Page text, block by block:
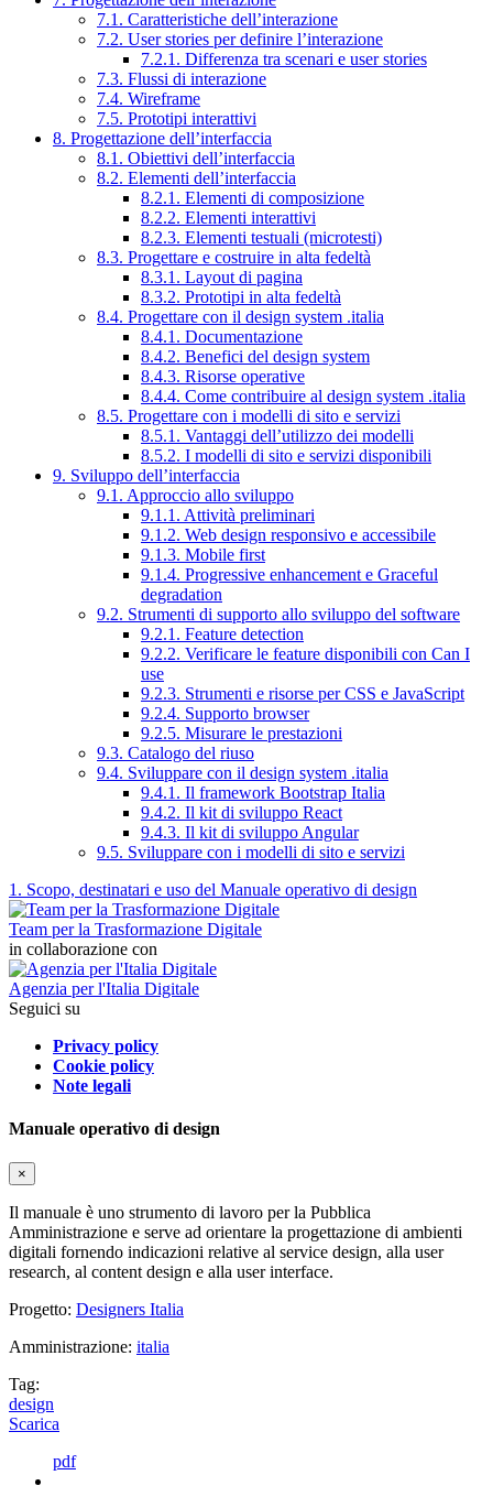
7.1. Caratteristiche dell’interazione
7.2. User stories per definire l’interazione
7.2.1. Differenza tra scenari e user stories
7.3. Flussi di interazione
7.4. Wireframe
7.5. Prototipi interattivi
8. Progettazione dell’interfaccia
8.1. Obiettivi dell’interfaccia
8.2. Elementi dell’interfaccia
8.2.1. Elementi di composizione
8.2.2. Elementi interattivi
8.2.3. Elementi testuali (microtesti)
8.3. Progettare e costruire in alta fedeltà
8.3.1. Layout di pagina
8.3.2. Prototipi in alta fedeltà
8.4. Progettare con il design system .italia
8.4.1. Documentazione
8.4.2. Benefici del design system
8.4.3. Risorse operative
8.4.4. Come contribuire al design system .italia
8.5. Progettare con i modelli di sito e servizi
8.5.1. Vantaggi dell’utilizzo dei modelli
8.5.2. I modelli di sito e servizi disponibili
9. Sviluppo dell’interfaccia
9.1. Approccio allo sviluppo
9.1.1. Attività preliminari
9.1.2. Web design responsivo e accessibile
9.1.3. Mobile first
9.1.4. Progressive enhancement e Graceful
degradation
9.2. Strumenti di supporto allo sviluppo del software
9.2.1. Feature detection
9.2.2. Verificare le feature disponibili con Can I
use
9.2.3. Strumenti e risorse per CSS e JavaScript
9.2.4. Supporto browser
9.2.5. Misurare le prestazioni
9.3. Catalogo del riuso
9.4. Sviluppare con il design system .italia
9.4.1. Il framework Bootstrap Italia
9.4.2. Il kit di sviluppo React
9.4.3. Il kit di sviluppo Angular
9.5. Sviluppare con i modelli di sito e servizi
1. Scopo, destinatari e uso del Manuale operativo di design
Team per la Trasformazione Digitale
in collaborazione con
Agenzia per l'Italia Digitale
Seguici su
Privacy policy
Cookie policy
Note legali
Manuale operativo di design
×
Il manuale è uno strumento di lavoro per la Pubblica
Amministrazione e serve ad orientare la progettazione di ambienti
digitali fornendo indicazioni relative al service design, alla user
research, al content design e alla user interface.
Progetto: Designers Italia
Amministrazione: italia
Tag:
design
Scarica
pdf